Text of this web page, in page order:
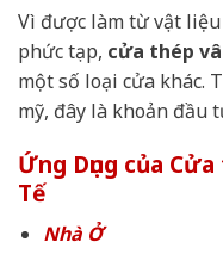
Vì được làm từ vật
phức tạp, cửa thép
một số loại cửa khác.
mỹ, đây là khoản đầu
Ứng Dụng của
Tế
Nhà Ở